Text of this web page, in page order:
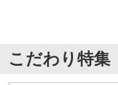
こだわり特集